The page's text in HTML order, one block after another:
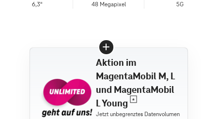
6,3"
48 Megapixel
5G
Aktion im
MagentaMobil M, L
und MagentaMobil
L Young